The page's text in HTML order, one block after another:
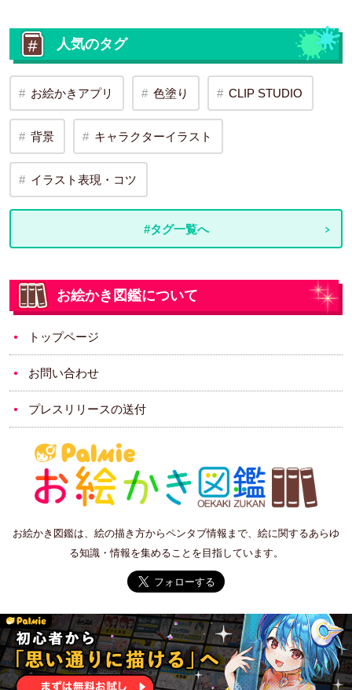
人気のタグ
お絵かきアプリ 色塗り CLIP STUDIO
背景 キャラクターイラスト
イラスト表現・コツ
#タグ一覧へ
お絵かき図鑑について
トップページ
お問い合わせ
プレスリリースの送付
お絵かき図鑑は、絵の描き方からペンタブ情報まで、絵に関するあらゆ
る知識・情報を集めることを目指しています。